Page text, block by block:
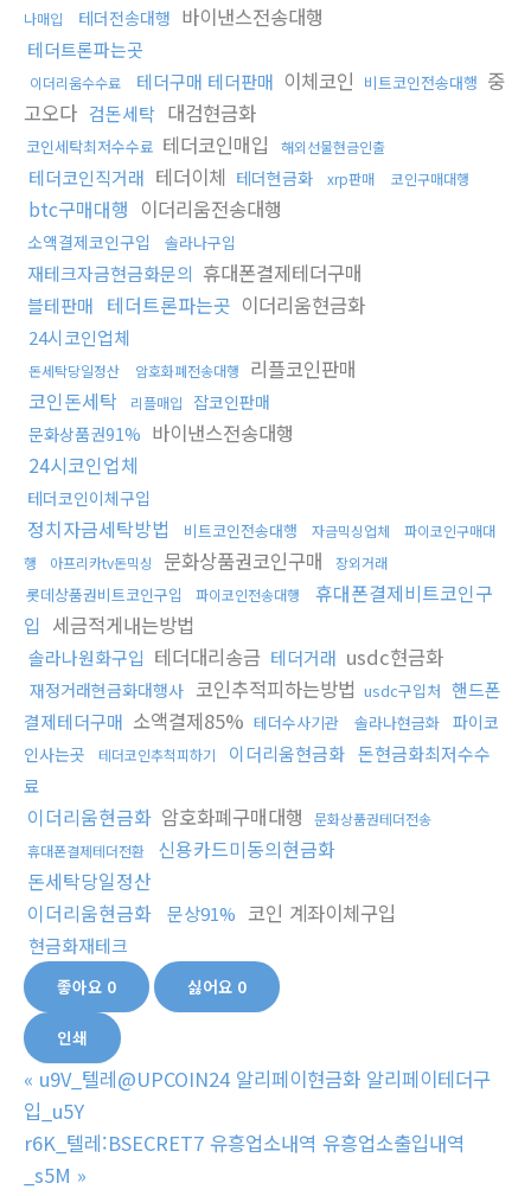
나매입
테더전송대행 바이낸스전송대행
테더트론파는곳
이더리움수수료 테더구매 테더판매 이체코인 비트코인전송대행 중
고오다 검돈세탁 대검현금화
코인세탁최저수수료 테더코인매입 해외선물현금인출
테더코인직거래 테더이체 테더현금화 xrp판매 코인구매대행
btc구매대행 이더리움전송대행
소액결제코인구입 솔라나구입
재테크자금현금화문의 휴대폰결제테더구매
블테판매 테더트론파는곳 이더리움현금화
24시코인업체
돈세탁당일정산 암호화폐전송대행
리플코인판매
코인돈세탁
리플매입 잡코인판매
문화상품권91% 바이낸스전송대행
24시코인업체
테더코인이체구입
정치자금세탁방법 비트코인전송대행 자금믹싱업체
파이코인구매대
행
아프리카tv돈믹싱 문화상품권코인구매 장외거래
롯데상품권비트코인구입 파이코인전송대행
휴대폰결제비트코인구
입 세금적게내는방법
솔라나원화구입 테더대리송금 테더거래 usdc현금화
재정거래현금화대행사 코인추적피하는방법 usdc구입처 핸드폰
결제테더구매 소액결제85% 테더수사기관 솔라나현금화 파이코
인사는곳
테더코인추척피하기 이더리움현금화 돈현금화최저수수
료
이더리움현금화 암호화폐구매대행
문화상품권테더전송
휴대폰결제테더전환
신용카드미동의현금화
돈세탁당일정산
이더리움현금화
문상91% 코인 계좌이체구입
현금화재테크
좋아요 0 싫어요 0
인쇄
« u9V_텔레@UPCOIN24 알리페이현금화 알리페이테더구
입_u5Y
r6K_텔레:BSECRET7 유흥업소내역 유흥업소출입내역
_s5M »